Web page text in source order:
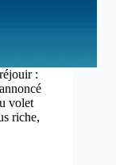
:
volet
riche,